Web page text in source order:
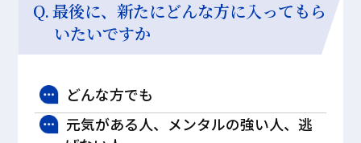
最後に、新たにどんな方に入ってもら
いたいですか
どんな方でも
元気がある人、メンタルの強い人、逃